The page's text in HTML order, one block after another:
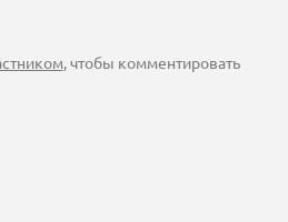
, чтобы комментировать